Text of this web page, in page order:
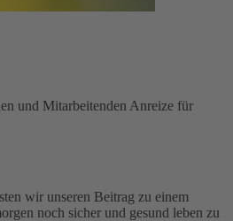
und Mitarbeitenden Anreize für
wir unseren Beitrag zu einem
noch sicher und gesund leben zu